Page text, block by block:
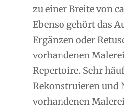
zu einer Breite von
Ebenso gehört das
Ergänzen oder
vorhandenen
Repertoire. Sehr
Rekonstruieren und
vorhandenen